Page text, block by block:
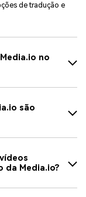
de tradução e
no
são
Media.io?